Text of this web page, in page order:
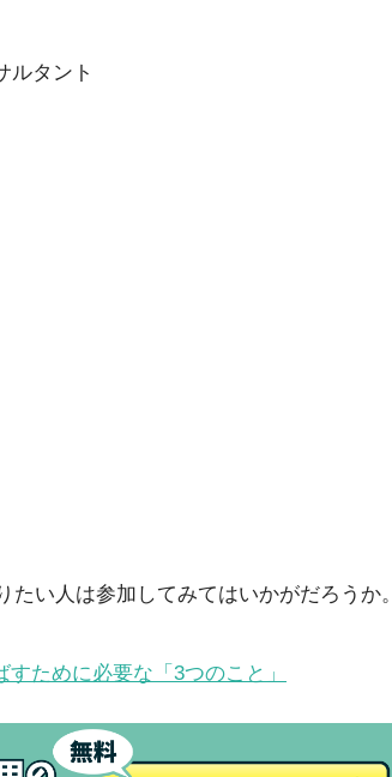
ルタント
い人は参加してみてはいかがだろうか。
ために必要な「3つのこと」